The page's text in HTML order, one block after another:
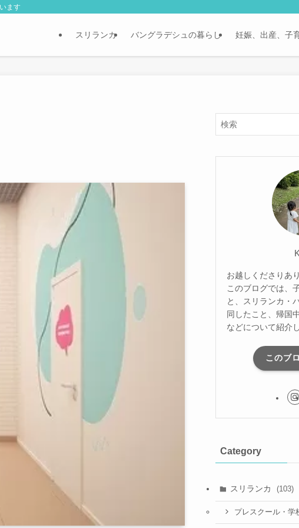
ます
スリランカ バングラデシュの暮らし 妊娠、出産、子
お越しくださりあ
このブログでは、
と、スリランカ・
同したこと、帰国
などについて紹介
このブ
Category
スリランカ (103)
プレスクール・学